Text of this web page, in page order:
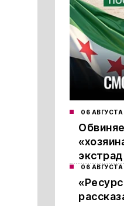
06 АВГУСТА
06 АВГУСТА